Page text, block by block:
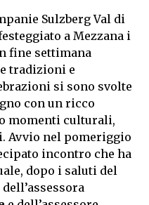
Sulzberg Val di
a Mezzana i
fine settimana
tradizioni e
si sono svolte
con un ricco
momenti culturali,
Avvio nel pomeriggio
incontro che ha
dopo i saluti del
dell’assessora